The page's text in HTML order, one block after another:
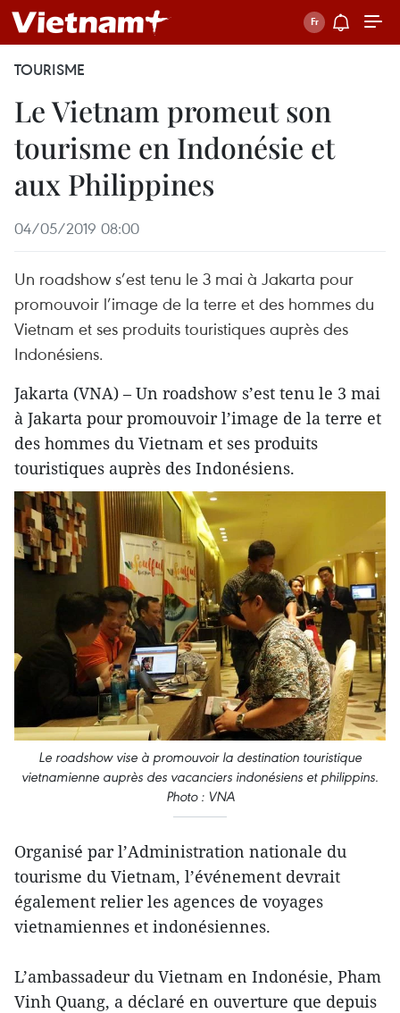
TOURISME
Le Vietnam promeut son
tourisme en Indonésie et
aux Philippines
04/05/2019 08:00
Un roadshow s’est tenu le 3 mai à Jakarta pour
promouvoir l’image de la terre et des hommes du
Vietnam et ses produits touristiques auprès des
Indonésiens.
Jakarta (VNA) – Un roadshow s’est tenu le 3 mai
à Jakarta pour promouvoir l’image de la terre et
des hommes du Vietnam et ses produits
touristiques auprès des Indonésiens.
Le roadshow vise à promouvoir la destination touristique
vietnamienne auprès des vacanciers indonésiens et philippins.
Photo : VNA
Organisé par l’Administration nationale du
tourisme du Vietnam, l’événement devrait
également relier les agences de voyages
vietnamiennes et indonésiennes.
L’ambassadeur du Vietnam en Indonésie, Pham
Vinh Quang, a déclaré en ouverture que depuis